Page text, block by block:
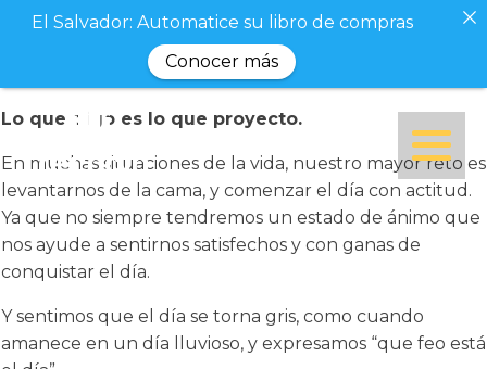
Lo que digo es lo que proyecto.
En muchas situaciones de la vida, nuestro mayor reto es
levantarnos de la cama, y comenzar el día con actitud.
Ya que no siempre tendremos un estado de ánimo que
nos ayude a sentirnos satisfechos y con ganas de
conquistar el día.
Y sentimos que el día se torna gris, como cuando
amanece en un día lluvioso, y expresamos “que feo está
El Salvador: Automatice su libro de compras
Conocer más